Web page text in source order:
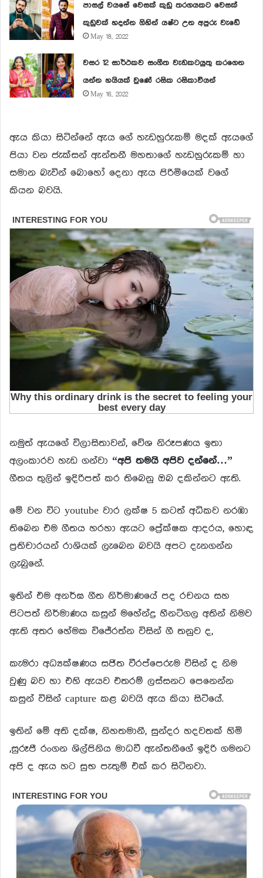
පාසල් වයසේ වෙසක් කුඩු තරගයකට වෙසක්
කුඩුවක් හදන්න ගිහින් යෂ්ට උන අපුරු වැඩේ
May 18, 2022
වසර 12 සාර්ථකව සංගීත වැඩකටයුතු කරගෙන
යන්න හයියක් වුණේ රසික රසිකාවියන්
May 16, 2022
ඇය කියා සිටින්නේ ඇය ගේ හැඩහුරුකම් මදක් ඇයගේ
පියා වන ජැක්සන් ඇන්තනී මහතාගේ හැඩහුරුකම් හා
සමාන බැවින් බොහෝ දෙනා ඇය පිරිමියෙක් වගේ
කියන බවයි.
නමුත් ඇයගේ විලාසිතාවන්, වේශ නිරූපණය ඉතා
අලංකාරව හැඩ ගන්වා “අපි තමයි අපිව දන්නේ…”
ගීතය තුලින් ඉදිරිපත් කර තිබෙනු ඔබ දකින්නට ඇති.
මේ වන විට youtube වාර ලක්ෂ 5 කටත් අධිකව නරඹා
තිබෙන එම ගීතය හරහා ඇයට ප්‍රේක්ෂක ආදරය, හොඳ
ප්‍රතිචාරයන් රාශියක් ලැබෙන බවයි අපට දැනගන්න
ලැබුනේ.
ඉතින් එම අනර්ඝ ගීත නිර්මාණයේ පද රචනය සහ
පිටපත් නිර්මාණය කසුන් මහේන්ද්‍ර හීනටිගල අතින් නිමව
ඇති අතර හේමක විජේරත්න විසින් ගී තනුව ද,
කැමරා අධ්‍යක්ෂණය සජිත වීරප්පෙරුම විසින් ද නිම
වුණු බව හා එහි ඇයව එතරම් ලස්සනට පෙනෙන්න
කසුන් විසින් capture කළ බවයි ඇය කියා සිටියේ.
ඉතින් මේ අති දක්ෂ, නිහතමානී, සුන්දර හදවතක් හිමි
,සුරූපී රංගන ශිල්පිනිය මාධවී ඇන්තනීගේ ඉදිරි ගමනට
අපි ද ඇය හට සුභ පැතුම් එක් කර සිටිනවා.